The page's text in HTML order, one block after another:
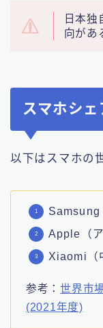
日本独
向があ
スマホシ
以下はスマホの
Samsung
Apple（ア
Xiaomi（
参考：世界市
(2021年度)